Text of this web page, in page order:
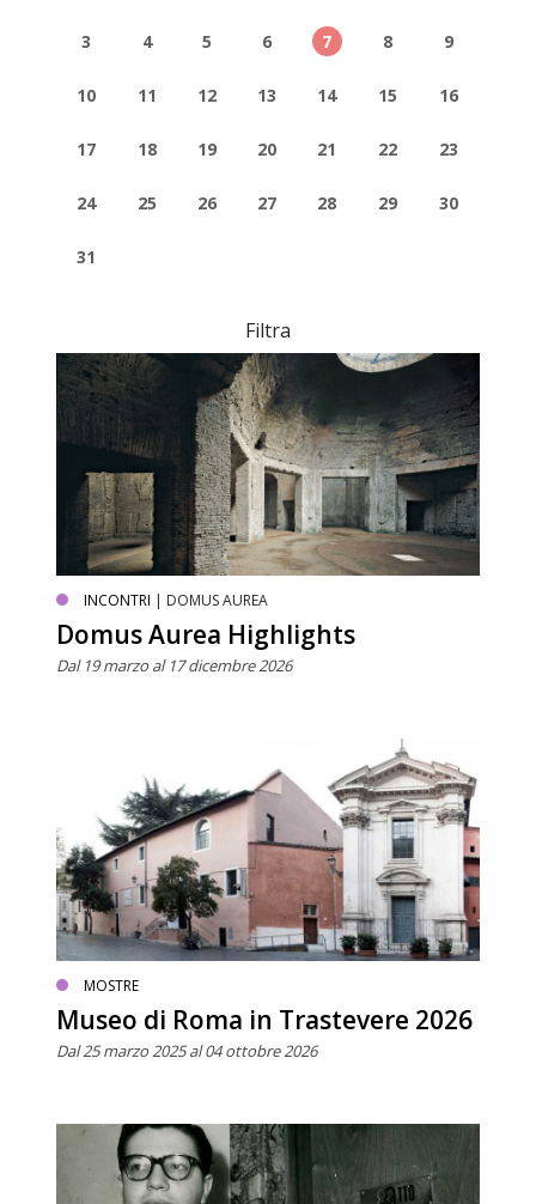
3 4 5 6 7 8 9
10 11 12 13 14 15 16
17 18 19 20 21 22 23
24 25 26 27 28 29 30
31
Filtra
INCONTRI | DOMUS AUREA
Domus Aurea Highlights
Dal 19 marzo al 17 dicembre 2026
MOSTRE
Museo di Roma in Trastevere 2026
Dal 25 marzo 2025 al 04 ottobre 2026